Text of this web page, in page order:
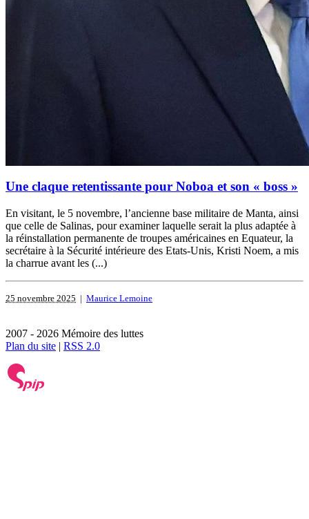
Une claque retentissante pour Noboa et son « boss »
En visitant, le 5 novembre, l’ancienne base militaire de Manta, ainsi
que celle de Salinas, pour examiner laquelle serait la plus adaptée à
la réinstallation permanente de troupes américaines en Equateur, la
secrétaire à la Sécurité intérieure des Etats-Unis, Kristi Noem, a mis
la charrue avant les (...)
25 novembre 2025 | Maurice Lemoine
2007 - 2026 Mémoire des luttes
Plan du site | RSS 2.0